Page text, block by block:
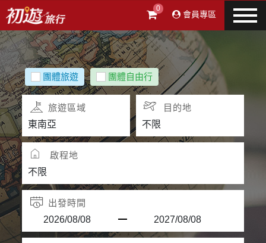
0
會員專區
團體旅遊 團體自由行
旅遊區域 目的地
啟程地
出發時間